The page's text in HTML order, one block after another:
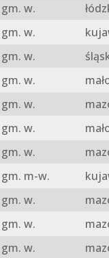
gm. w.
gm. w.
gm. w.
gm. w.
gm. w.
gm. w.
gm. w.
gm. m-w.
gm. w.
gm. w.
gm. w.